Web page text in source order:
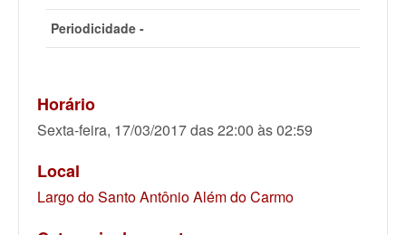
Periodicidade -
Horário
Sexta-feira, 17/03/2017 das 22:00 às 02:59
Local
Largo do Santo Antônio Além do Carmo